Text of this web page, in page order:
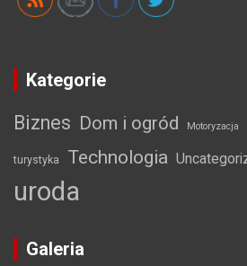
Kategorie
Biznes Dom i ogród Motoryzacja
turystyka Technologia
uroda
Galeria